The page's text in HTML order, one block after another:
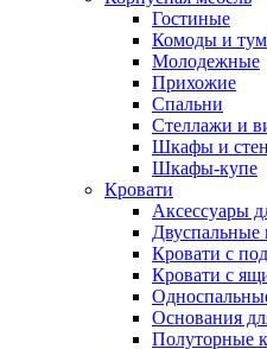
Гостиные
Комоды и
Молодежные
Прихожие
Спальни
Стеллажи и
Шкафы и
Шкафы-купе
Кровати
Аксессуары
Двуспальные
Кровати с
Кровати с
Основания
Полуторные